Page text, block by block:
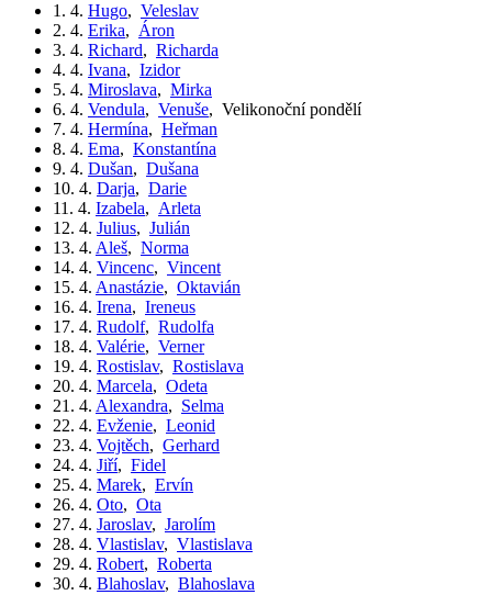
1. 4. Hugo, Veleslav
2. 4. Erika, Áron
3. 4. Richard, Richarda
4. 4. Ivana, Izidor
5. 4. Miroslava, Mirka
6. 4. Vendula, Venuše, Velikonoční pondělí
7. 4. Hermína, Heřman
8. 4. Ema, Konstantína
9. 4. Dušan, Dušana
10. 4. Darja, Darie
11. 4. Izabela, Arleta
12. 4. Julius, Julián
13. 4. Aleš, Norma
14. 4. Vincenc, Vincent
15. 4. Anastázie, Oktavián
16. 4. Irena, Ireneus
17. 4. Rudolf, Rudolfa
18. 4. Valérie, Verner
19. 4. Rostislav, Rostislava
20. 4. Marcela, Odeta
21. 4. Alexandra, Selma
22. 4. Evženie, Leonid
23. 4. Vojtěch, Gerhard
24. 4. Jiří, Fidel
25. 4. Marek, Ervín
26. 4. Oto, Ota
27. 4. Jaroslav, Jarolím
28. 4. Vlastislav, Vlastislava
29. 4. Robert, Roberta
30. 4. Blahoslav, Blahoslava